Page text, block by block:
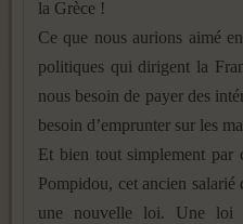
la Grèce !
Ce que nous aurions aimé
politiques qui dirigent la
nous besoin de payer des
besoin d’emprunter sur les
Et bien tout simplement
Pompidou, cet ancien
une nouvelle loi. Une